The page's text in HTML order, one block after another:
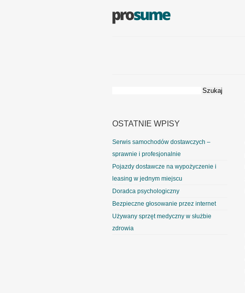
OSTATNIE WPISY
Serwis samochodów dostawczych –
sprawnie i profesjonalnie
Pojazdy dostawcze na wypożyczenie i
leasing w jednym miejscu
Doradca psychologiczny
Bezpieczne głosowanie przez internet
Używany sprzęt medyczny w służbie
zdrowia